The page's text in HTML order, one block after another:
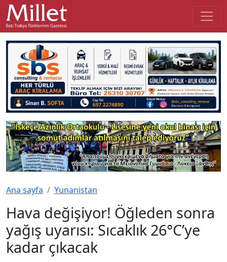
Ana sayfa Yunanistan
Hava değişiyor! Öğleden sonra
yağış uyarısı: Sıcaklık 26°C’ye
kadar çıkacak